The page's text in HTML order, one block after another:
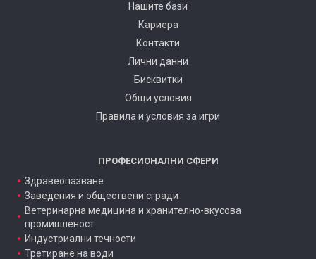
Нашите бази
Кариера
Контакти
Лични данни
Бисквитки
Общи условия
Правила и условия за игри
ПРОФЕСИОНАЛНИ СФЕРИ
Здравеопазване
Заведения и обществени сгради
Ветеринарна медицина и хранително-вкусова
промишленост
Индустриални течности
Третиране на води